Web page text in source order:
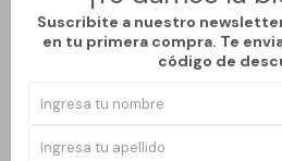
Suscribite a nuestro
en tu primera compra. Te
código de
1.112
20